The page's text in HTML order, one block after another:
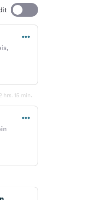
2 hrs. 15 min.